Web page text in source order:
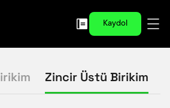
Kaydol
Zincir Üstü Birikim